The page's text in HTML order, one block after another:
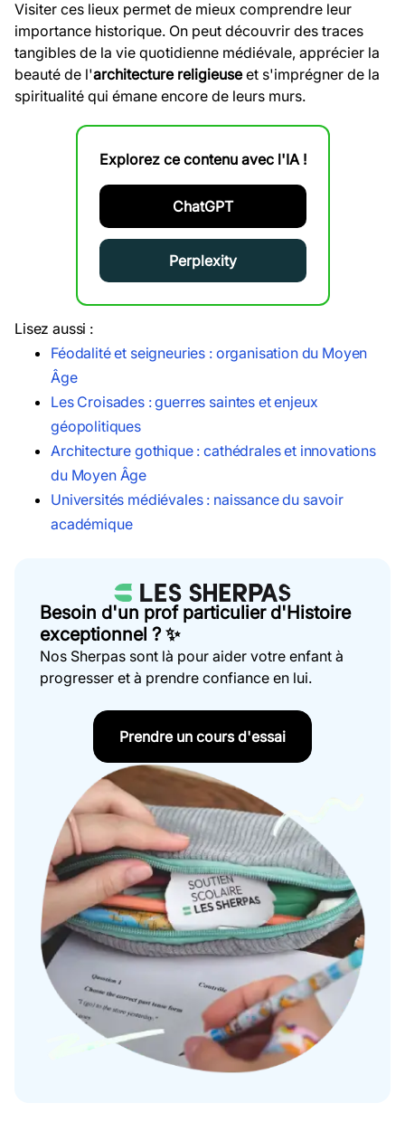
Visiter ces lieux permet de mieux comprendre leur
importance historique. On peut découvrir des traces
tangibles de la vie quotidienne médiévale, apprécier la
beauté de l'architecture religieuseet s'imprégner de la
spiritualité qui émane encore de leurs murs.
Explorez ce contenu avec l'IA !
ChatGPT
Perplexity
Lisez aussi :
Féodalité et seigneuries : organisation du Moyen
Âge
Les Croisades : guerres saintes et enjeux
géopolitiques
Architecture gothique : cathédrales et innovations
du Moyen Âge
Universités médiévales : naissance du savoir
académique
Besoin d'un prof particulier d'Histoire
exceptionnel ? ✨
Nos Sherpas sont là pour aider votre enfant à
progresser et à prendre confiance en lui.
Prendre un cours d'essai